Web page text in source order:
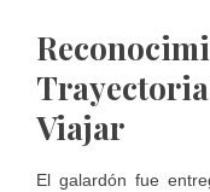
Viajar
El galardón fue